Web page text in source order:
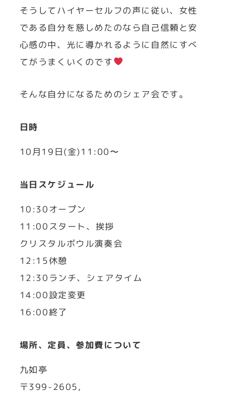
そうしてハイヤーセルフの声に従い、女性
である自分を慈しめたのなら自己信頼と安
心感の中、光に導かれるように自然にすべ
てがうまくいくのです
そんな自分になるためのシェア会です。
日時
10月19日(金)11:00〜
当日スケジュール
10:30オープン
11:00スタート、挨拶
クリスタルボウル演奏会
12:15休憩
12:30ランチ、シェアタイム
14:00設定変更
16:00終了
場所、定員、参加費について
九如亭
〒399-2605,